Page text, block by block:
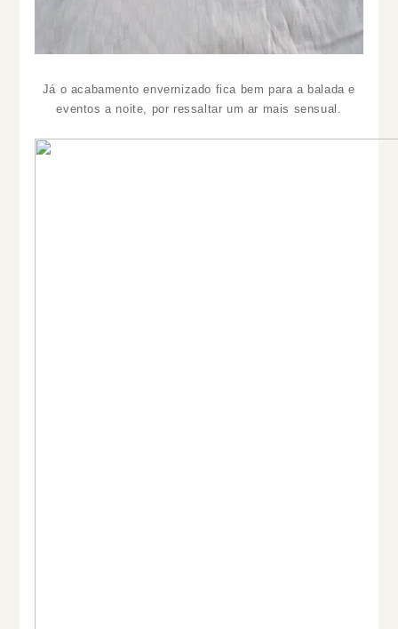
Já o acabamento envernizado fica bem para a balada e
eventos a noite, por ressaltar um ar mais sensual.